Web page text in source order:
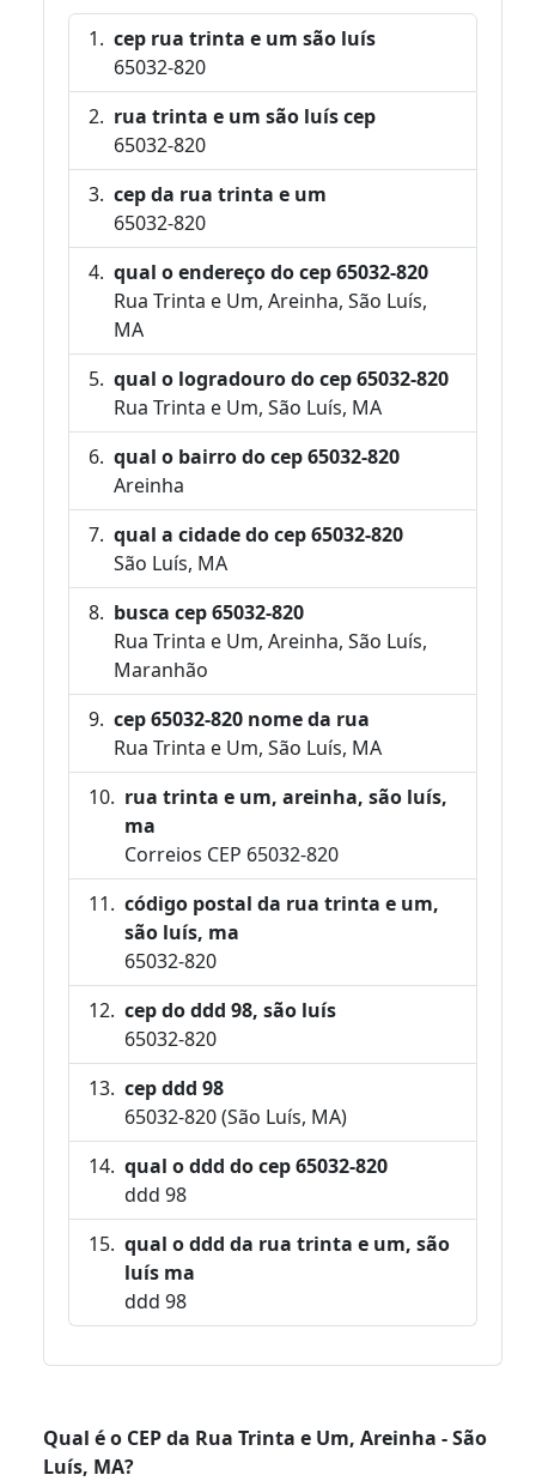
cep rua trinta e um são luís
65032-820
rua trinta e um são luís cep
65032-820
cep da rua trinta e um
65032-820
qual o endereço do cep 65032-820
Rua Trinta e Um, Areinha, São Luís,
MA
qual o logradouro do cep 65032-820
Rua Trinta e Um, São Luís, MA
qual o bairro do cep 65032-820
Areinha
qual a cidade do cep 65032-820
São Luís, MA
busca cep 65032-820
Rua Trinta e Um, Areinha, São Luís,
Maranhão
cep 65032-820 nome da rua
Rua Trinta e Um, São Luís, MA
rua trinta e um, areinha, são luís,
ma
Correios CEP 65032-820
código postal da rua trinta e um,
são luís, ma
65032-820
cep do ddd 98, são luís
65032-820
cep ddd 98
65032-820 (São Luís, MA)
qual o ddd do cep 65032-820
ddd 98
qual o ddd da rua trinta e um, são
luís ma
ddd 98
Qual é o CEP da Rua Trinta e Um, Areinha - São
Luís, MA?